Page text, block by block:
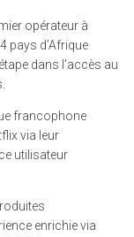
opérateur à
pays d’Afrique
dans l’accès au
francophone
via leur
utilisateur
enrichie via